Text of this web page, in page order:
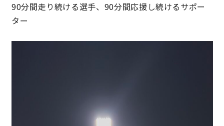
ラインナップ
nattoku住宅25周年記念モデル
90分間走り続ける選手、90分間応援し続けるサポー
ター